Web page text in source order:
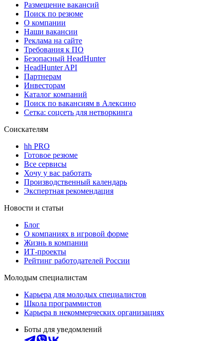
Размещение вакансий
Поиск по резюме
О компании
Наши вакансии
Реклама на сайте
Требования к ПО
Безопасный HeadHunter
HeadHunter API
Партнерам
Инвесторам
Каталог компаний
Поиск по вакансиям в Алексино
Сетка: соцсеть для нетворкинга
Соискателям
hh PRO
Готовое резюме
Все сервисы
Хочу у вас работать
Производственный календарь
Экспертная рекомендация
Новости и статьи
Блог
О компаниях в игровой форме
Жизнь в компании
ИТ-проекты
Рейтинг работодателей России
Молодым специалистам
Карьера для молодых специалистов
Школа программистов
Карьера в некоммерческих организациях
Боты для уведомлений